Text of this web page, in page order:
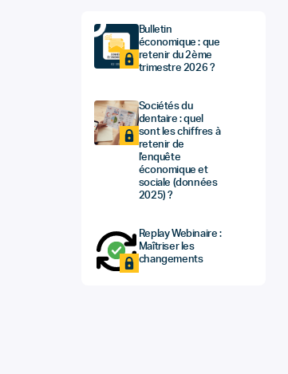
Bulletin
économique : que
retenir du 2ème
trimestre 2026 ?
Sociétés du
dentaire : quel
sont les chiffres à
retenir de
l'enquête
économique et
sociale (données
2025) ?
Replay Webinaire :
Maîtriser les
changements